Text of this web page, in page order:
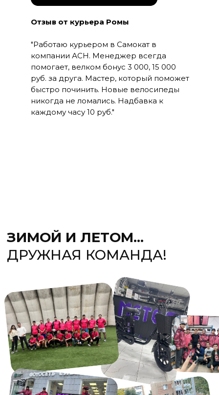
Отзыв от курьера Ромы
"Работаю курьером в Самокат в
компании АСН. Менеджер всегда
помогает, велком бонус 3 000, 15 000
руб. за друга. Мастер, который поможет
быстро починить. Новые велосипеды
никогда не ломались. Надбавка к
каждому часу 10 руб."
02
01
Вакансия в пределах
района проживания
ПОЛУЧИ СРАЗУ ВСЕ
ПРЕИМУЩЕСТВА